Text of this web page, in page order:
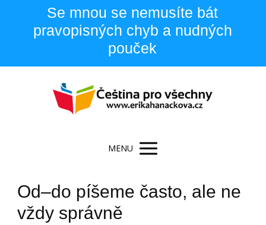
Se mnou se nemusíte bát
pravopisných chyb a nudných
pouček
MENU
Od–do píšeme často, ale ne
vždy správně